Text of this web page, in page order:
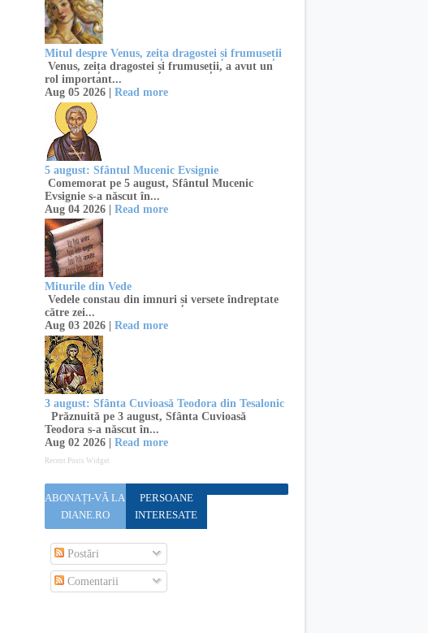
Mitul despre Venus, zeița dragostei și frumuseții
Venus, zeița dragostei și frumuseții, a avut un
rol important...
Aug 05 2026 | Read more
5 august: Sfântul Mucenic Evsignie
Comemorat pe 5 august, Sfântul Mucenic
Evsignie s-a născut în...
Aug 04 2026 | Read more
Miturile din Vede
Vedele constau din imnuri și versete îndreptate
către zei...
Aug 03 2026 | Read more
3 august: Sfânta Cuvioasă Teodora din Tesalonic
Prăznuită pe 3 august, Sfânta Cuvioasă
Teodora s-a născut în...
Aug 02 2026 | Read more
Recent Posts Widget
ABONAȚI-VĂ LA
DIANE.RO
PERSOANE
INTERESATE
Postări
Comentarii